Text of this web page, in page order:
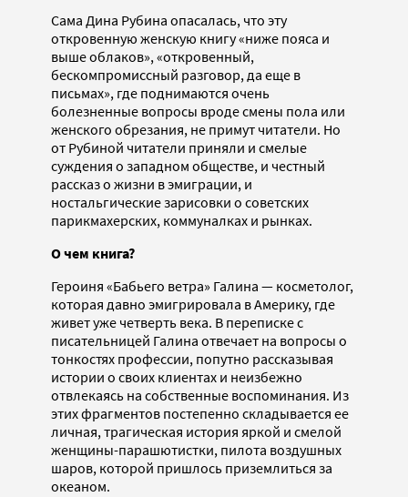
Сама Дина Рубина опасалась, что эту
откровенную женскую книгу «ниже пояса и
выше облаков», «откровенный,
бескомпромиссный разговор, да еще в
письмах», где поднимаются очень
болезненные вопросы вроде смены пола или
женского обрезания, не примут читатели. Но
от Рубиной читатели приняли и смелые
суждения о западном обществе, и честный
рассказ о жизни в эмиграции, и
ностальгические зарисовки о советских
парикмахерских, коммуналках и рынках.
О чем книга?
Героиня «Бабьего ветра» Галина — косметолог,
которая давно эмигрировала в Америку, где
живет уже четверть века. В переписке с
писательницей Галина отвечает на вопросы о
тонкостях профессии, попутно рассказывая
истории о своих клиентах и неизбежно
отвлекаясь на собственные воспоминания. Из
этих фрагментов постепенно складывается ее
личная, трагическая история яркой и смелой
женщины-парашютистки, пилота воздушных
шаров, которой пришлось приземлиться за
океаном.